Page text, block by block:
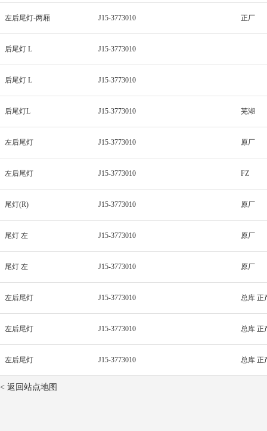
左后尾灯-两厢 J15-3773010 正厂
后尾灯 L J15-3773010
后尾灯 L J15-3773010
后尾灯L J15-3773010 芜湖
左后尾灯 J15-3773010 原厂
左后尾灯 J15-3773010 FZ
尾灯(R) J15-3773010 原厂
尾灯 左 J15-3773010 原厂
尾灯 左 J15-3773010 原厂
左后尾灯 J15-3773010 总库 正
左后尾灯 J15-3773010 总库 正
左后尾灯 J15-3773010 总库 正
< 返回站点地图